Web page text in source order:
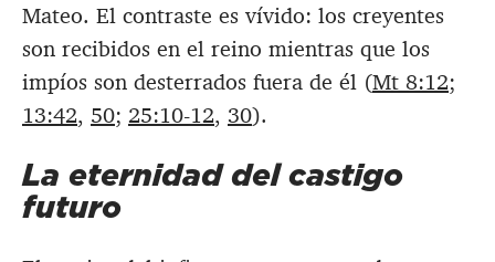
Mateo. El contraste es vívido: los creyentes
son recibidos en el reino mientras que los
impíos son desterrados fuera de él (Mt 8:12;
13:42, 50; 25:10-12, 30).
La eternidad del castigo
futuro